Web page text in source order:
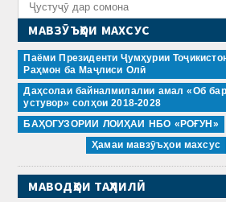
МАВЗӮЪҲОИ МАХСУС
Паёми Президенти Ҷумҳурии
Раҳмон ба Маҷлиси Олӣ
Даҳсолаи байналмилалии амал «Об
устувор» солҳои 2018-2028
БАҲОГУЗОРИИ ЛОИҲАИ НБО «РОҒУН»
Ҳамаи мавзӯъҳои махсус
МАВОДҲОИ ТАҲЛИЛӢ